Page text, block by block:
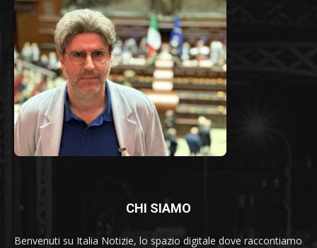
CHI SIAMO
Benvenuti su Italia Notizie, lo spazio digitale dove raccontiamo